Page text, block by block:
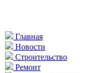
Главная
Новости
Строительство
Ремонт